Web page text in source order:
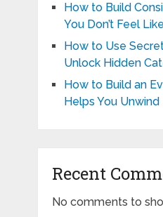
How to Build
You Don’t Feel
How to Use
Unlock Hidden
How to Build an
Helps You Unwind
Recent
No comments to